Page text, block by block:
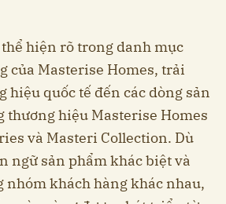
hiện rõ trong danh mục
của Masterise Homes, trải
hiệu quốc tế đến các dòng sản
thương hiệu Masterise Homes
và Masteri Collection. Dù
ngữ sản phẩm khác biệt và
nhóm khách hàng khác nhau,